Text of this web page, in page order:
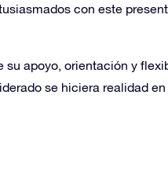
con este
su apoyo, orientación y
se hiciera realidad en